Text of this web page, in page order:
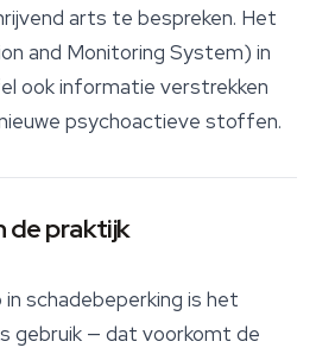
arts te bespreken. Het
and Monitoring System) in
ook informatie verstrekken
psychoactieve stoffen.
de praktijk
schadebeperking is het
gebruik — dat voorkomt de